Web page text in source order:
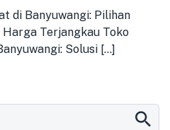
di Banyuwangi: Pilihan
Terjangkau Toko
Solusi [...]